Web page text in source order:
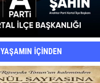
YAŞAMIN İÇİNDEN